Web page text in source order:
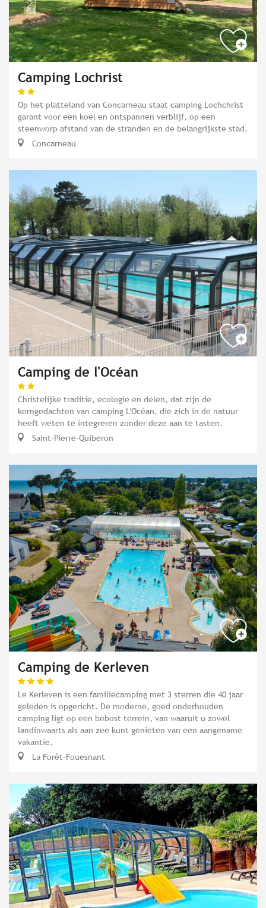
Camping Lochrist
Op het platteland van Concarneau staat camping Lochchrist
garant voor een koel en ontspannen verblijf, op een
steenworp afstand van de stranden en de belangrijkste stad.
Concarneau
Camping de l'Océan
Christelijke traditie, ecologie en delen, dat zijn de
kerngedachten van camping L'Océan, die zich in de natuur
heeft weten te integreren zonder deze aan te tasten.
Saint-Pierre-Quiberon
Camping de Kerleven
Le Kerleven is een familiecamping met 3 sterren die 40 jaar
geleden is opgericht. De moderne, goed onderhouden
camping ligt op een bebost terrein, van waaruit u zowel
landinwaarts als aan zee kunt genieten van een aangename
vakantie.
La Forêt-Fouesnant